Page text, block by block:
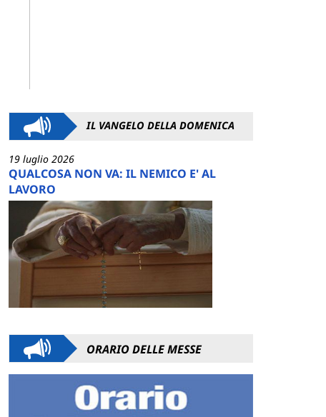
IL VANGELO DELLA DOMENICA
19 luglio 2026
QUALCOSA NON VA: IL NEMICO E' AL
LAVORO
ORARIO DELLE MESSE